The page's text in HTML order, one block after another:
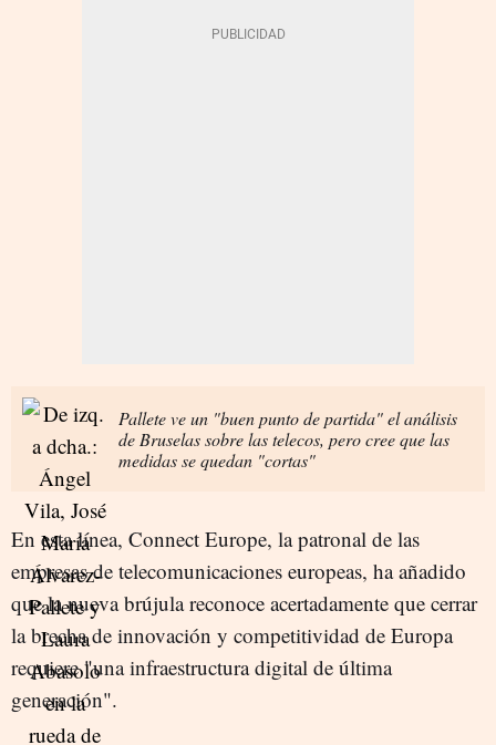
Pallete ve un "buen punto de partida" el análisis
de Bruselas sobre las telecos, pero cree que las
medidas se quedan "cortas"
En esta línea, Connect Europe, la patronal de las
empresas de telecomunicaciones europeas, ha añadido
que la nueva brújula reconoce acertadamente que cerrar
la brecha de innovación y competitividad de Europa
requiere "una infraestructura digital de última
generación".